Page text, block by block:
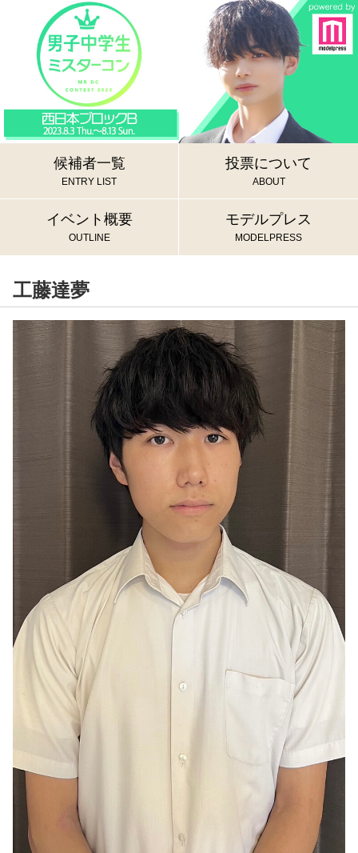
候補者一覧
ENTRY LIST
投票について
ABOUT
イベント概要
OUTLINE
モデルプレス
MODELPRESS
工藤達夢